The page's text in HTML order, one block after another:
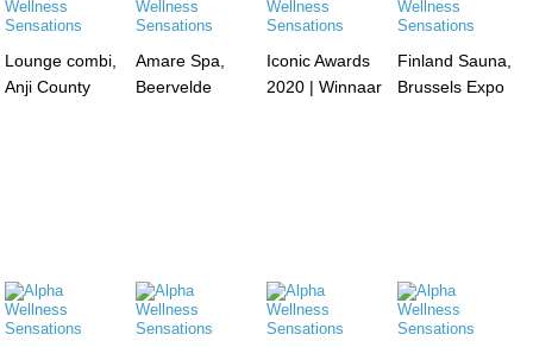
Lounge combi,
Anji County
Amare Spa,
Beervelde
Iconic Awards
2020 | Winnaar
Finland Sauna,
Brussels Expo